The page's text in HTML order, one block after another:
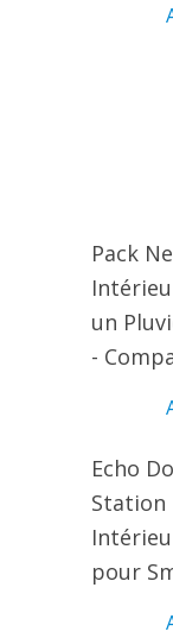
Pack
un
-
Echo
Station
pour